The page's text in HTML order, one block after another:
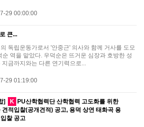
29 00:00:00
큰...
독립운동가로서 '안중근' 의사와 함께 거사를 도모
역을 맡았다. 우덕순은 뜨거운 심장과 호방한 성
금까지와는 다른 연기력으로...
29 01:19:00
] K PU산학협력단 산학협력 고도화를 위한
적입찰(공개견적) 공고, 용덕 상연 태화곡 용
찰 공고